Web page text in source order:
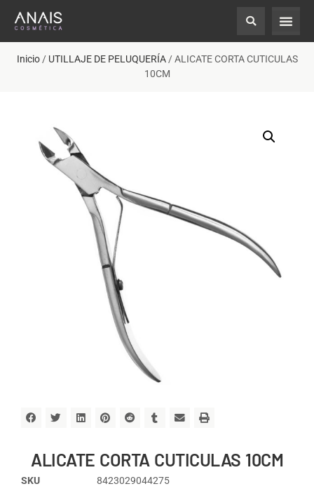
Inicio/ UTILLAJE DE PELUQUERÍA/ ALICATE CORTA CUTICULAS
10CM
ALICATE CORTA CUTICULAS 10CM
SKU
8423029044275